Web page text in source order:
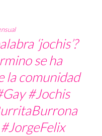
‘jochis’?
se ha
la comunidad
#Jochis
#JorgeFelix